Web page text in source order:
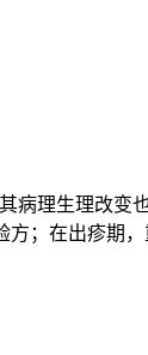
病理生理改变
；在出疹期